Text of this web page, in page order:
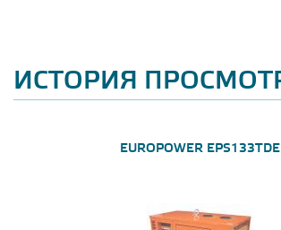
ИСТОРИЯ
EUROPOWER EPS133TDE